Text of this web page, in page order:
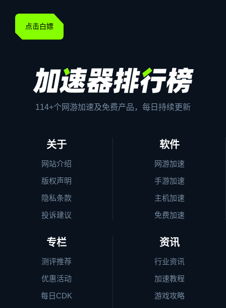
点击白嫖
114+个网游加速及免费产品，每日持续更新
关于
网站介绍
版权声明
隐私条款
投诉建议
软件
网游加速
手游加速
主机加速
免费加速
专栏
测评推荐
优惠活动
每日CDK
资讯
行业资讯
加速教程
游戏攻略